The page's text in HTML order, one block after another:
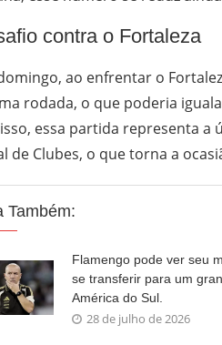
contra o Fortaleza
ao enfrentar o
rodada, o que poderia
essa partida representa
de Clubes, o que torna a
Também:
Flamengo pode ver seu
se transferir para um
América do Sul.
28 de julho de 2026